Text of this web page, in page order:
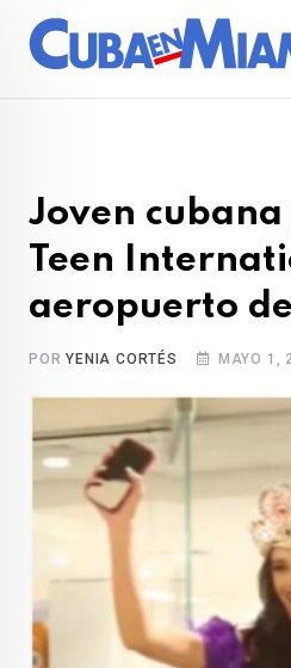
Joven
Teen
aeropuerto
PORYENIA CORTÉS MAYO 1,